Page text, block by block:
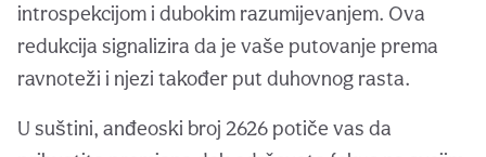
introspekcijom i dubokim razumijevanjem. Ova
redukcija signalizira da je vaše putovanje prema
ravnoteži i njezi također put duhovnog rasta.
U suštini, anđeoski broj 2626 potiče vas da